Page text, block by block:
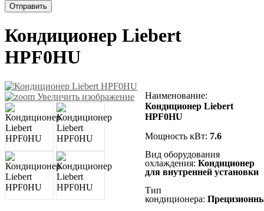
Кондиционер Liebert
HPF0HU
Увеличить изображение Наименование:
Кондиционер Liebert
HPF0HU
Мощность кВт: 7.6
Вид оборудования
охлаждения: Кондиционер
для внутренней установки
Тип
кондиционера: